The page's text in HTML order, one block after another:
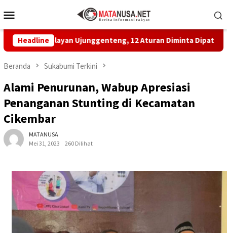
ke
Mobile
Headline
Nelayan Ujunggenteng, 12 Aturan Diminta Dipatuhi
Beranda Sukabumi Terkini
Alami Penurunan, Wabup Apresiasi
Penanganan Stunting di Kecamatan
Cikembar
MATANUSA
Mei 31, 2023
260 Dilihat